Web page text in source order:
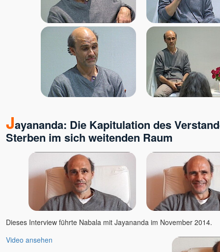
Jayananda: Die Kapitulation des
Sterben im sich weitenden Raum
Dieses Interview führte Nabala mit Jayananda im November 2014.
Video ansehen